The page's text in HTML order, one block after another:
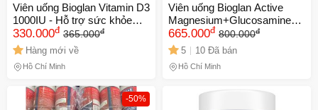
Viên uống Bioglan Vitamin D3
1000IU - Hỗ trợ sức khỏe
xương khớp và tăng cường
miễn dịch cho người lớn và
trẻ em trên 12 tuổi
330.000đ 365.000đ
Hàng mới về
Hồ Chí Minh
Viên uống Bioglan Active
Magnesium+Glucosamine
Úc - Hỗ trợ sức khỏe cơ bắp
và xương khớp, 180 viên
665.000đ 800.000đ
5 10 Đã bán
Hồ Chí Minh
-50%